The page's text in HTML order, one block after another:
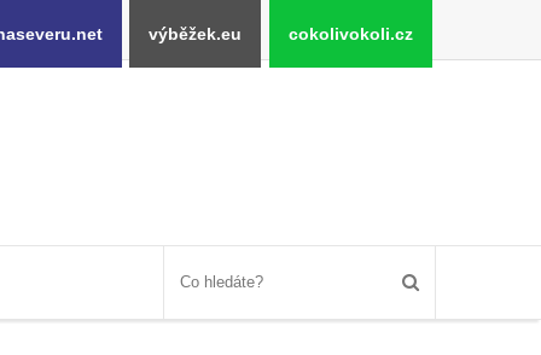
výběžek.eu cokolivokoli.cz